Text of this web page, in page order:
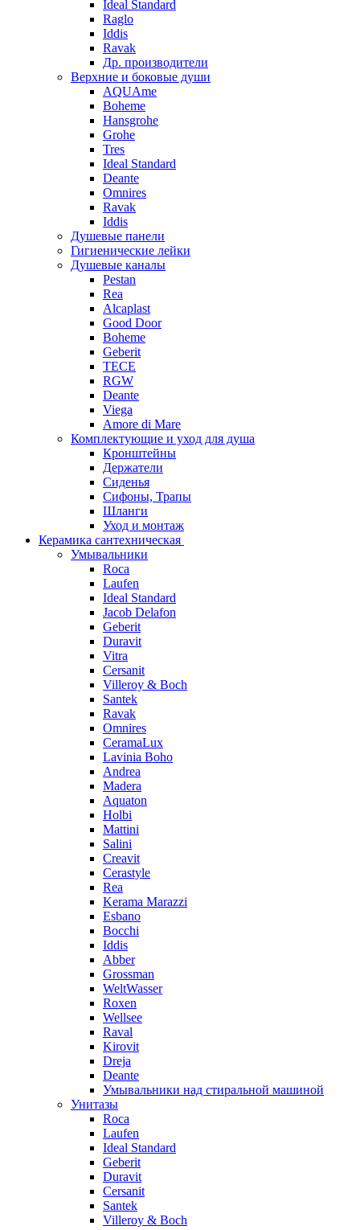
Ideal Standard
Raglo
Iddis
Ravak
Др. производители
Верхние и боковые души
AQUAme
Boheme
Hansgrohe
Grohe
Tres
Ideal Standard
Deante
Omnires
Ravak
Iddis
Душевые панели
Гигиенические лейки
Душевые каналы
Pestan
Rea
Alcaplast
Good Door
Boheme
Geberit
TECE
RGW
Deante
Viega
Amore di Mare
Комплектующие и уход для душа
Кронштейны
Держатели
Сиденья
Сифоны, Трапы
Шланги
Уход и монтаж
Керамика сантехническая
Умывальники
Roca
Laufen
Ideal Standard
Jacob Delafon
Geberit
Duravit
Vitra
Cersanit
Villeroy & Boch
Santek
Ravak
Omnires
CeramaLux
Lavinia Boho
Andrea
Madera
Aquaton
Holbi
Mattini
Salini
Creavit
Cerastyle
Rea
Kerama Marazzi
Esbano
Bocchi
Iddis
Abber
Grossman
WeltWasser
Roxen
Wellsee
Raval
Kirovit
Dreja
Deante
Умывальники над стиральной машиной
Унитазы
Roca
Laufen
Ideal Standard
Geberit
Duravit
Cersanit
Santek
Villeroy & Boch